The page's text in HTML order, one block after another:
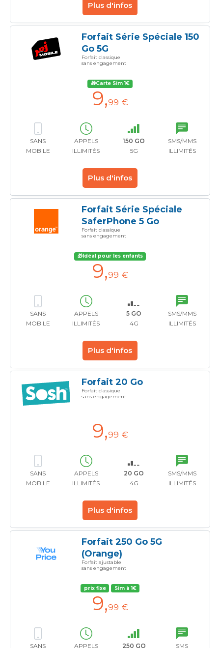
Plus d'infos
Forfait Série Spéciale 150
Go 5G
Forfait classique
sans engagement
🎁Carte Sim 1€
9,99 €
SANS
MOBILE
APPELS
ILLIMITÉS
150 GO
5G
SMS/MMS
ILLIMITÉS
Plus d'infos
Forfait Série Spéciale
SaferPhone 5 Go
Forfait classique
sans engagement
🎁Idéal pour les enfants
9,99 €
SANS
MOBILE
APPELS
ILLIMITÉS
5 GO
4G
SMS/MMS
ILLIMITÉS
Plus d'infos
Forfait 20 Go
Forfait classique
sans engagement
9,99 €
SANS
MOBILE
APPELS
ILLIMITÉS
20 GO
4G
SMS/MMS
ILLIMITÉS
Plus d'infos
Forfait 250 Go 5G
(Orange)
Forfait ajustable
sans engagement
prix fixe Sim à 1€
9,99 €
SANS
APPELS
250 GO
SMS